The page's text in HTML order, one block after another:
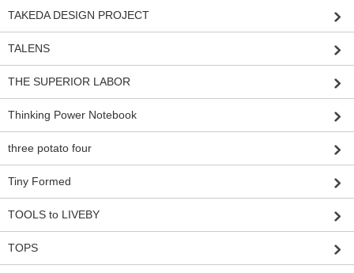
TAKEDA DESIGN PROJECT
TALENS
THE SUPERIOR LABOR
Thinking Power Notebook
three potato four
Tiny Formed
TOOLS to LIVEBY
TOPS